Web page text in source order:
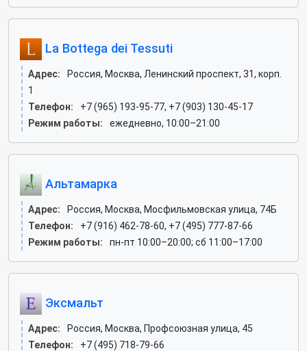
La Bottega dei Tessuti
Адрес:
Россия, Москва, Ленинский проспект, 31, корп.
1
Телефон:
+7 (965) 193-95-77, +7 (903) 130-45-17
Режим работы:
ежедневно, 10:00–21:00
Альтамарка
Адрес:
Россия, Москва, Мосфильмовская улица, 74Б
Телефон:
+7 (916) 462-78-60, +7 (495) 777-87-66
Режим работы:
пн-пт 10:00–20:00; сб 11:00–17:00
Эксмальт
Адрес:
Россия, Москва, Профсоюзная улица, 45
Телефон:
+7 (495) 718-79-66